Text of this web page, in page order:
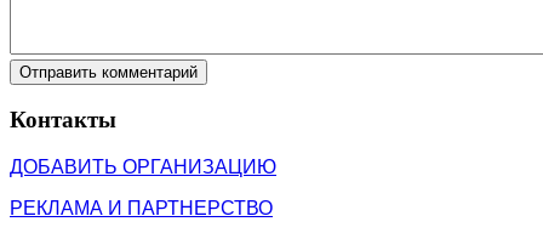
Отправить комментарий
Контакты
ДОБАВИТЬ ОРГАНИЗАЦИЮ
РЕКЛАМА И ПАРТНЕРСТВО